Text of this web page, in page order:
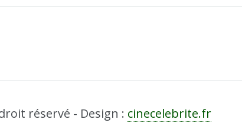
réservé - Design : cinecelebrite.fr